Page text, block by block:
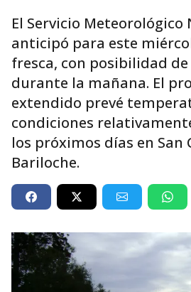
El Servicio Meteorológico
anticipó para este
fresca, con posibilidad
durante la mañana. El
extendido prevé
condiciones
los próximos días en San
Bariloche.